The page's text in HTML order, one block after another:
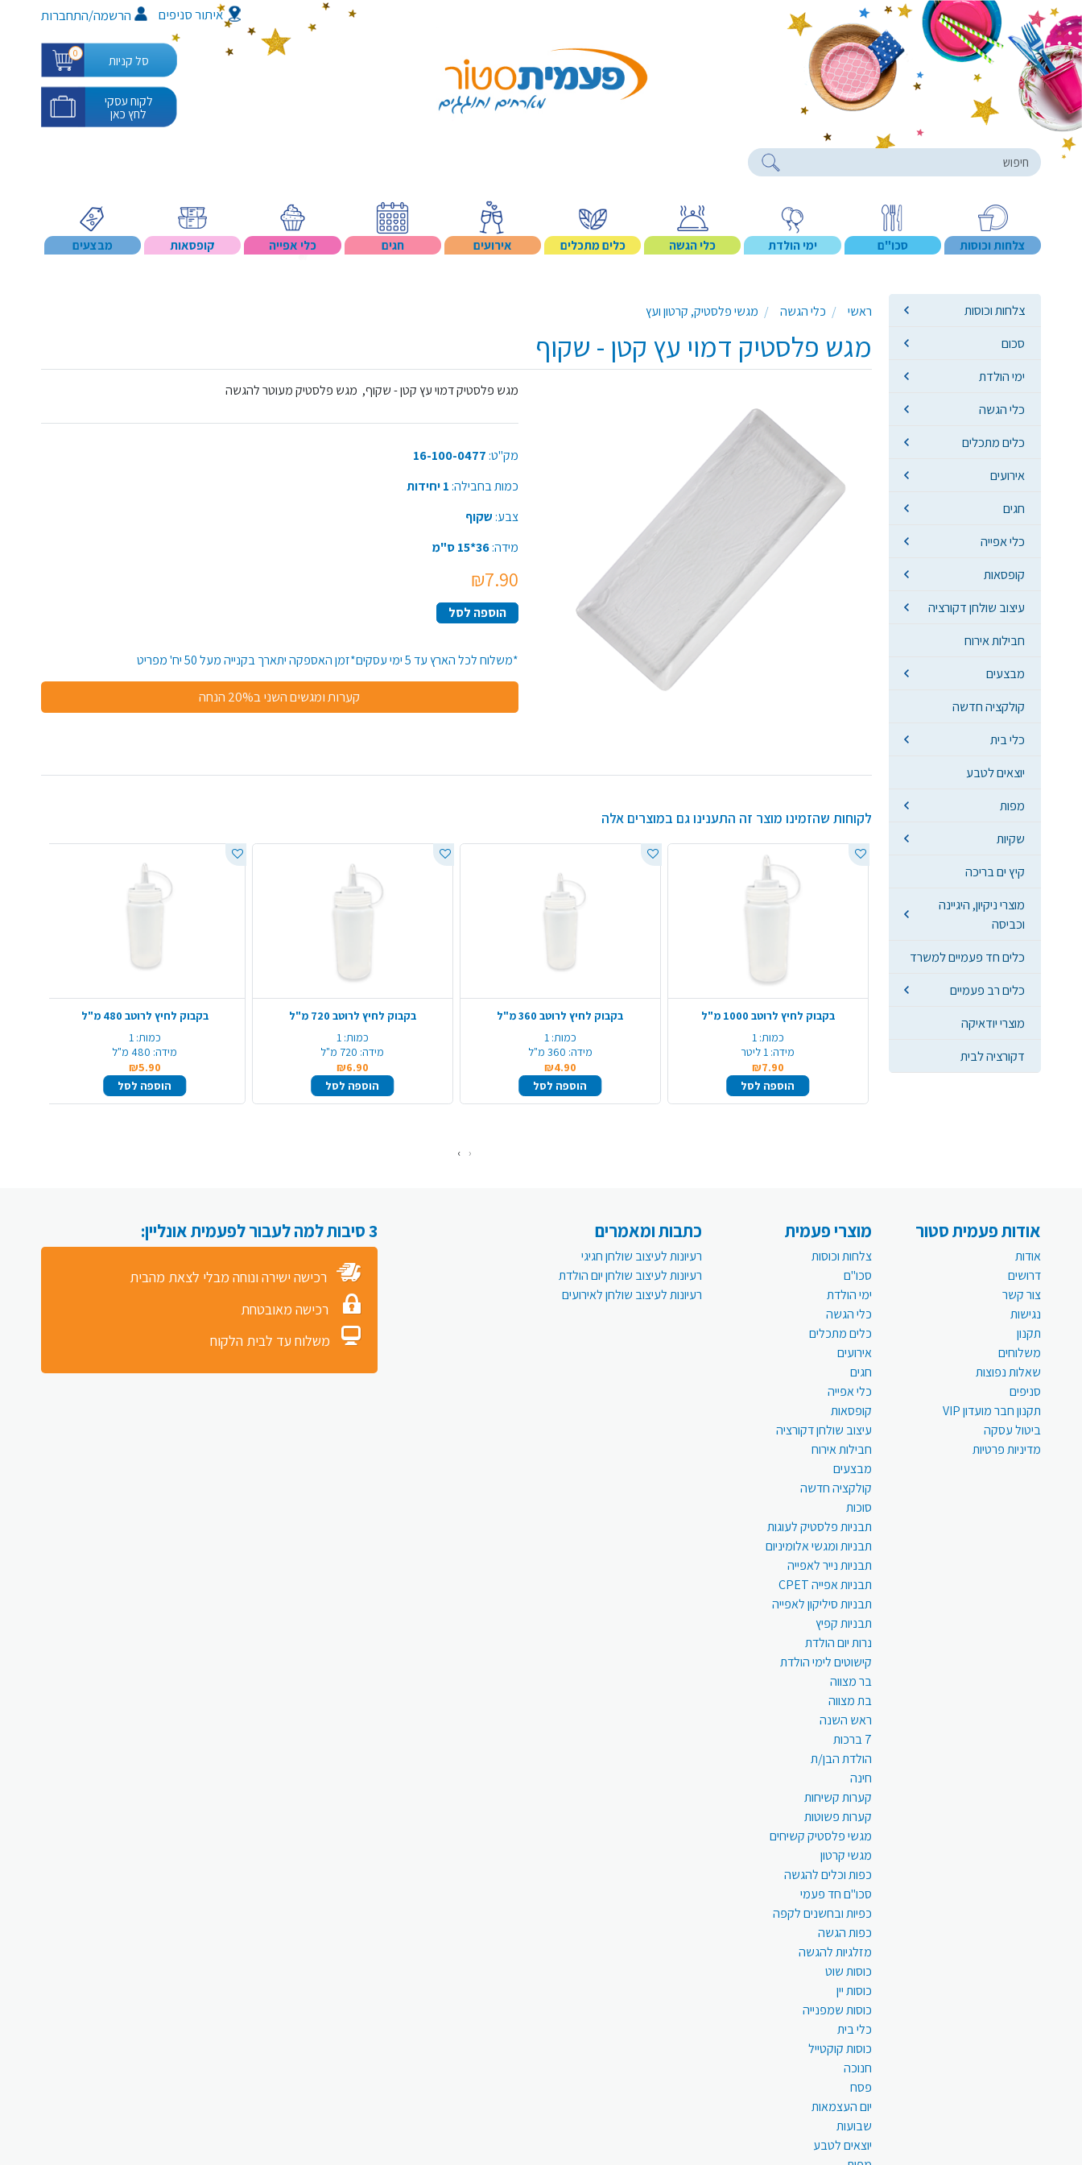
איתור סניפים הרשמה/התחברות
סל קניות 0
לקוח עסקי
לחץ כאן
Search products
צלחות וכוסות סכו"ם ימי הולדת כלי הגשה כלים מתכלים אירועים חגים כלי אפייה קופסאות מבצעים
צלחות וכוסות
סכום
ימי הולדת
כלי הגשה
כלים מתכלים
אירועים
חגים
כלי אפייה
קופסאות
עיצוב שולחן דקורציה
חבילות אירוח
מבצעים
קולקציה חדשה
כלי בית
יוצאים לטבע
מפות
שקיות
קיץ ים בריכה
מוצרי ניקיון, היגיינה
וכביסה
כלים חד פעמיים למשרד
כלים רב פעמיים
מוצרי יודאיקה
דקורציה לבית
ראשי כלי הגשה מגשי פלסטיק, קרטון ועץ
מגש פלסטיק דמוי עץ קטן - שקוף
מגש פלסטיק דמוי עץ קטן - שקוף, מגש פלסטיק מעוטר להגשה
מק"ט: 16-100-0477
כמות בחבילה: 1 יחידות
צבע: שקוף
מידה:36*15 ס"מ
₪7.90
הוספה לסל
*משלוח לכל הארץ עד 5 ימי עסקים*זמן האספקה יתארך בקנייה מעל 50 יח' מפריט
קערות ומגשים השני ב20% הנחה
לקוחות שהזמינו מוצר זה התענינו גם במוצרים אלה
בקבוק לחיץ לרוטב 1000 מ"ל
כמות: 1
מידה: 1 ליטר
₪7.90
הוספה לסל
בקבוק לחיץ לרוטב 360 מ"ל
כמות: 1
מידה: 360 מ"ל
₪4.90
הוספה לסל
בקבוק לחיץ לרוטב 720 מ"ל
כמות: 1
מידה: 720 מ"ל
₪6.90
הוספה לסל
בקבוק לחיץ לרוטב 480 מ"ל
כמות: 1
מידה: 480 מ"ל
₪5.90
הוספה לסל
‹
›
אודות פעמית סטור
אודות
דרושים
צור קשר
נגישות
תקנון
משלוחים
שאלות נפוצות
סניפים
תקנון חבר מועדון VIP
ביטול עסקה
מדיניות פרטיות
מוצרי פעמית
צלחות וכוסות
סכו"ם
ימי הולדת
כלי הגשה
כלים מתכלים
אירועים
חגים
כלי אפייה
קופסאות
עיצוב שולחן דקורציה
חבילות אירוח
מבצעים
קולקציה חדשה
סוכות
תבניות פלסטיק לעוגות
תבניות ומגשי אלומיניום
תבניות נייר לאפייה
תבניות אפייה CPET
תבניות סיליקון לאפייה
תבניות קפיץ
נרות יום הולדת
קישוטים לימי הולדת
בר מצווה
בת מצווה
ראש השנה
7 ברכות
הולדת הבן/ת
חינה
קערות קשיחות
קערות פשוטות
מגשי פלסטיק קשיחים
מגשי קרטון
כפות וכלים להגשה
סכו"ם חד פעמי
כפיות ובחשנים לקפה
כפות הגשה
מזלגיות להגשה
כוסות שוט
כוסות יין
כוסות שמפנייה
כלי בית
כוסות קוקטייל
חנוכה
פסח
יום העצמאות
שבועות
יוצאים לטבע
כתבות ומאמרים
רעיונות לעיצוב שולחן חגיגי
רעיונות לעיצוב שולחן יום הולדת
רעיונות לעיצוב שולחן לאירועים
3 סיבות למה לעבור לפעמית אונליין:
רכישה ישירה ונוחה מבלי לצאת מהבית
רכישה מאובטחת
משלוח עד לבית הלקוח